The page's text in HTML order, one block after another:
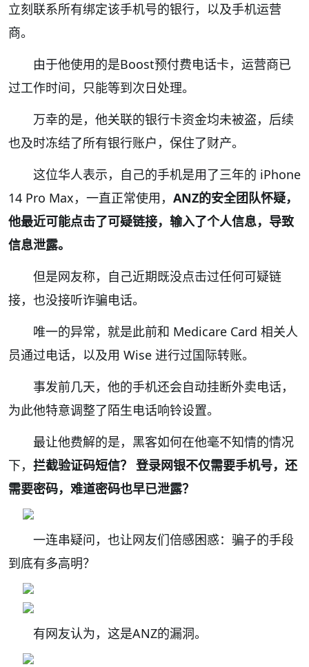
立刻联系所有绑定该手机号的银行，以及手机运营
商。
由于他使用的是Boost预付费电话卡，运营商已
过工作时间，只能等到次日处理。
万幸的是，他关联的银行卡资金均未被盗，后续
也及时冻结了所有银行账户，保住了财产。
这位华人表示，自己的手机是用了三年的 iPhone
14 Pro Max，一直正常使用， ANZ的安全团队怀疑，
他最近可能点击了可疑链接，输入了个人信息，导致
信息泄露。
但是网友称，自己近期既没点击过任何可疑链
接，也没接听诈骗电话。
唯一的异常，就是此前和 Medicare Card 相关人
员通过电话，以及用 Wise 进行过国际转账。
事发前几天，他的手机还会自动挂断外卖电话，
为此他特意调整了陌生电话响铃设置。
最让他费解的是，黑客如何在他毫不知情的情况
下， 拦截验证码短信？ 登录网银不仅需要手机号，还
需要密码，难道密码也早已泄露？
一连串疑问，也让网友们倍感困惑：骗子的手段
到底有多高明？
有网友认为，这是ANZ的漏洞。